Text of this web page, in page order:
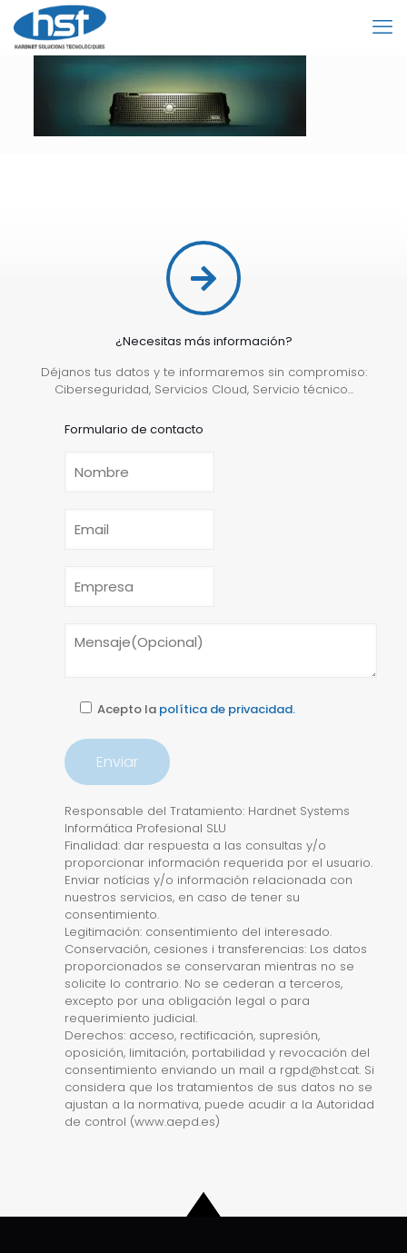
¿Necesitas más información?
Déjanos tus datos y te informaremos sin compromiso:
Ciberseguridad, Servicios Cloud, Servicio técnico...
Formulario de contacto
Acepto la política de privacidad.
Responsable del Tratamiento: Hardnet Systems
Informática Profesional SLU
Finalidad: dar respuesta a las consultas y/o
proporcionar información requerida por el usuario.
Enviar notícias y/o información relacionada con
nuestros servicios, en caso de tener su
consentimiento.
Legitimación: consentimiento del interesado.
Conservación, cesiones i transferencias: Los datos
proporcionados se conservaran mientras no se
solicite lo contrario. No se cederan a terceros,
excepto por una obligación legal o para
requerimiento judicial.
Derechos: acceso, rectificación, supresión,
oposición, limitación, portabilidad y revocación del
consentimiento enviando un mail a rgpd@hst.cat. Si
considera que los tratamientos de sus datos no se
ajustan a la normativa, puede acudir a la Autoridad
de control (www.aepd.es)